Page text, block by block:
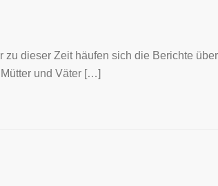
dieser Zeit häufen sich die Berichte
und Väter […]